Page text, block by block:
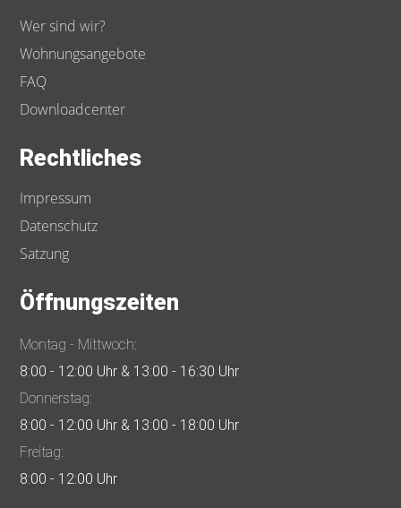
Wer sind wir?
Wohnungsangebote
FAQ
Downloadcenter
Rechtliches
Impressum
Datenschutz
Satzung
Öffnungszeiten
Montag - Mittwoch:
8:00 - 12:00 Uhr & 13:00 - 16:30 Uhr
Donnerstag:
8:00 - 12:00 Uhr & 13:00 - 18:00 Uhr
Freitag:
8:00 - 12:00 Uhr